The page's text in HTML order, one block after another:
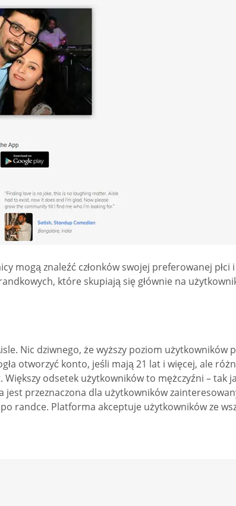
mogą znaleźć członków swojej preferowanej
które skupiają się głównie na
Nic dziwnego, że wyższy poziom użytkowników
otworzyć konto, jeśli mają 21 lat i więcej, ale
Większy odsetek użytkowników to mężczyźni –
przeznaczona dla użytkowników
randce. Platforma akceptuje użytkowników ze